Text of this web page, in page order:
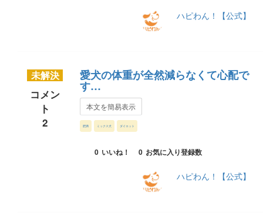
ハピわん！【公式】
未解決
コメン
ト
2
愛犬の体重が全然減らなくて心配で
す…
本文を簡易表示
肥満 ミックス犬 ダイエット
0 いいね！ 0 お気に入り登録数
ハピわん！【公式】